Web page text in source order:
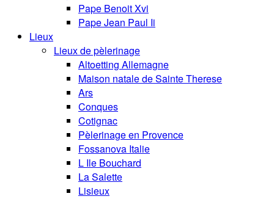
Pape Benoit Xvi
Pape Jean Paul Ii
Lieux
Lieux de pèlerinage
Altoetting Allemagne
Maison natale de Sainte Therese
Ars
Conques
Cotignac
Pèlerinage en Provence
Fossanova Italie
L Ile Bouchard
La Salette
Lisieux